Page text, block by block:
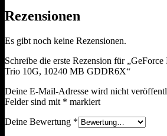
Rezensionen
Es gibt noch keine Rezensionen.
Schreibe die erste Rezension für
Trio 10G, 10240 MB GDDR6X“
Deine E-Mail-Adresse wird nicht
Felder sind mit * markiert
Deine Bewertung *